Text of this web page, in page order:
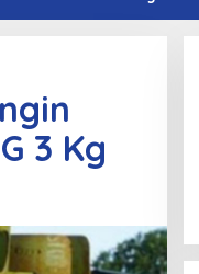
3 Kg
Museum
Legenda